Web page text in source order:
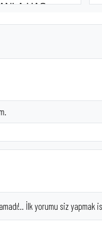
HAŞ..
İlk yorumu siz yapmak